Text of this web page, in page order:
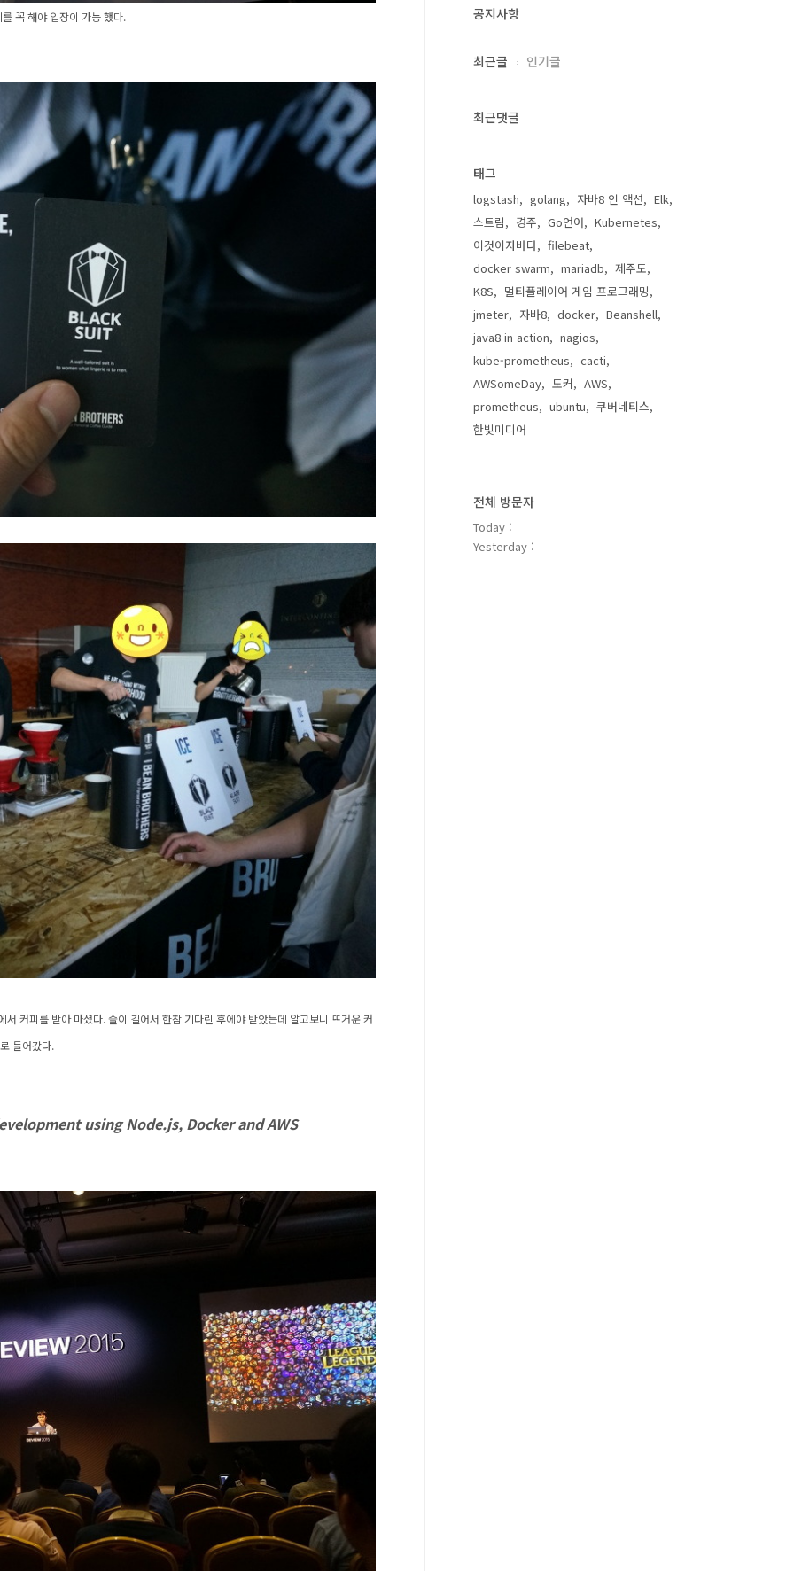
꼭 해야 입장이 가능 했다.
커피를 받아 마셨다. 줄이 길어서 한참 기다린 후에야 받았는데 알고보니 뜨거운 커
들어갔다.
using Node.js, Docker and AWS
공지사항
최근글 인기글
최근댓글
태그
logstash golang 자바8 인 액션
Elk
스트림
경주 Go언어
Kubernetes
이것이자바다
filebeat
docker swarm
mariadb
제주도
K8S
멀티플레이어 게임 프로그래밍
jmeter
자바8 docker
Beanshell
java8 in action
nagios
kube-prometheus
cacti
AWSomeDay
도커
AWS
prometheus
ubuntu
쿠버네티스
한빛미디어
전체 방문자
Today :
Yesterday :